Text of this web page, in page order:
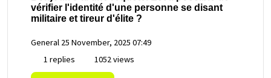
vérifier l'identité d'une personne se disant
militaire et tireur d'élite ?
General 25 November, 2025 07:49
1 replies
1052 views